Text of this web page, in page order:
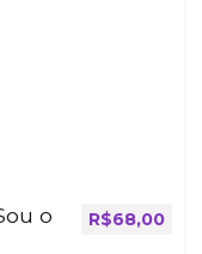
o
R$68,00